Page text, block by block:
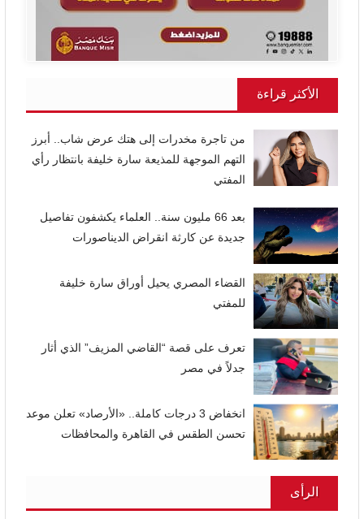
الأكثر قراءة
من تاجرة مخدرات إلى هتك عرض شاب.. أبرز
التهم الموجهة للمذيعة سارة خليفة بانتظار رأي
المفتي
بعد 66 مليون سنة.. العلماء يكشفون تفاصيل
جديدة عن كارثة انقراض الديناصورات
القضاء المصري يحيل أوراق سارة خليفة
للمفتي
تعرف على قصة “القاضي المزيف” الذي أثار
جدلاً في مصر
انخفاض 3 درجات كاملة.. «الأرصاد» تعلن موعد
تحسن الطقس في القاهرة والمحافظات
الرأى